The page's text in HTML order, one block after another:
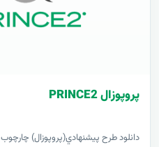
پروپوزال PRINCE2